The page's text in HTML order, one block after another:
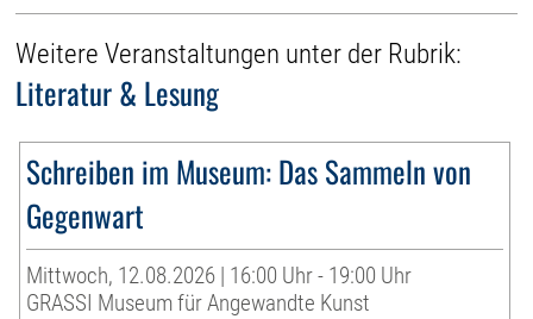
Weitere Veranstaltungen unter der Rubrik:
Literatur & Lesung
Schreiben im Museum: Das Sammeln von
Gegenwart
Mittwoch, 12.08.2026 | 16:00 Uhr - 19:00 Uhr
GRASSI Museum für Angewandte Kunst